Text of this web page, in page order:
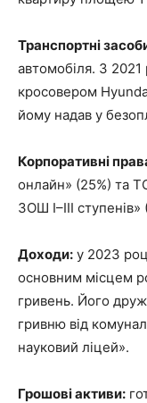
Транспортні
автомобіля. З 2021
кросовером
йому надав у
Корпоративні
онлайн» (25%) та
ЗОШ I–III ступенів»
Доходи: у 2023
основним місцем
гривень. Його
гривню від
науковий ліцей».
Грошові активи: